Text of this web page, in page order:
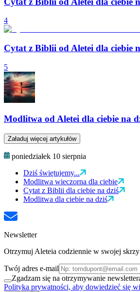
4
Cytat z Biblii od Aletei dla ciebie
5
Modlitwa od Aletei dla ciebie na
Załaduj więcej artykułów
poniedziałek 10 sierpnia
Dziś świętujemy...
Modlitwa wieczorna dla ciebie
Cytat z Biblii dla ciebie na dziś
Modlitwa dla ciebie na dziś
Newsletter
Otrzymuj Aleteia codziennie w swojej
Twój adres e-mail
Zgadzam się na otrzymywanie
Polityka prywatności, aby dowiedzieć się